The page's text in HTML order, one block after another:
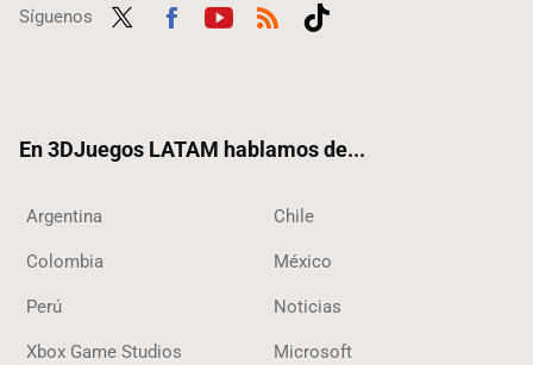
Síguenos
En 3DJuegos LATAM hablamos de...
Argentina Chile
Colombia México
Perú Noticias
Xbox Game Studios Microsoft